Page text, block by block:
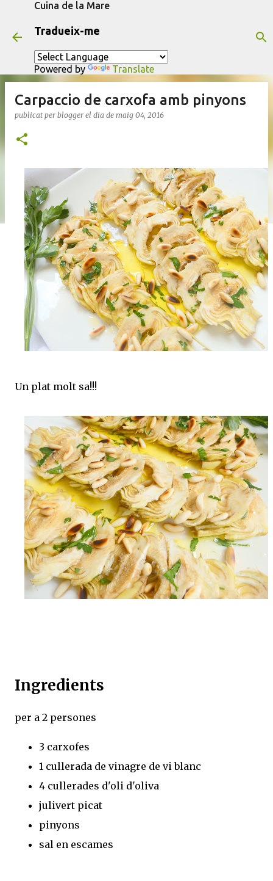
Cuina de la Mare
Tradueix-me
Powered by Translate
Carpaccio de carxofa amb pinyons
publicat per blogger el dia de maig 04, 2016
Un plat molt sa!!!
Ingredients
per a 2 persones
3 carxofes
1 cullerada de vinagre de vi blanc
4 cullerades d'oli d'oliva
julivert picat
pinyons
sal en escames